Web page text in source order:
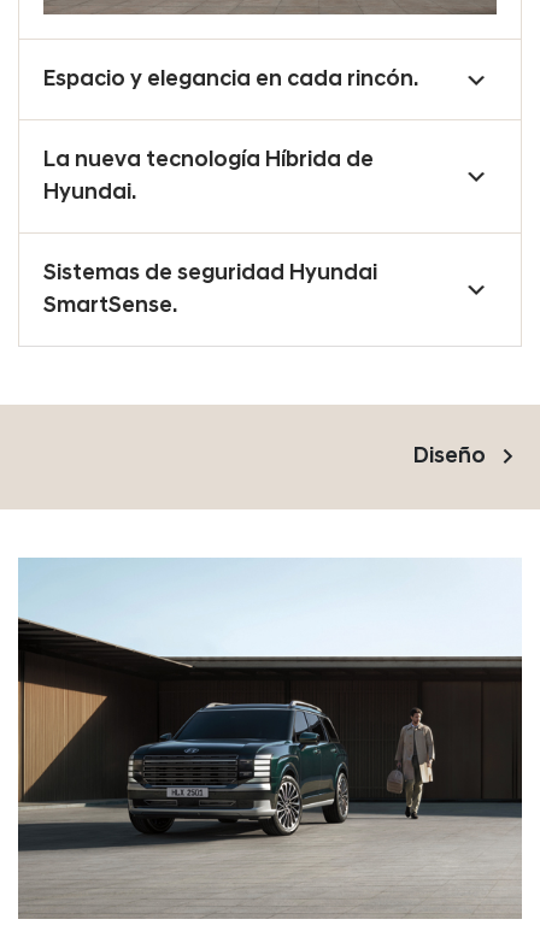
Espacio y elegancia en cada rincón.
La nueva tecnología Híbrida de
Hyundai.
Sistemas de seguridad Hyundai
SmartSense.
Diseño keyboard_arrow_right